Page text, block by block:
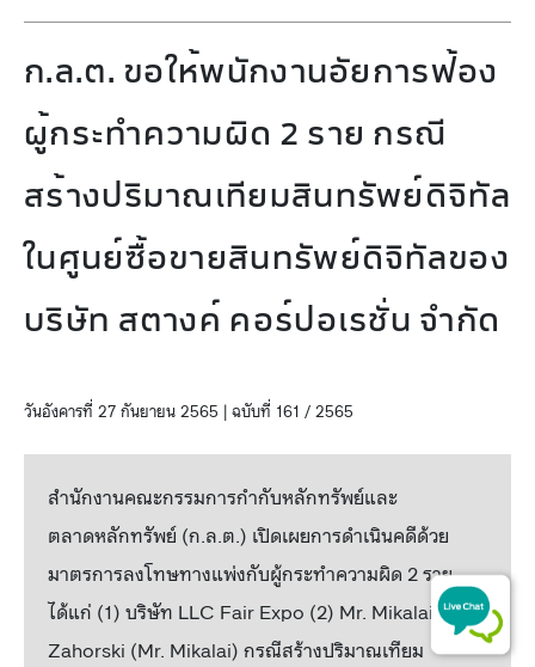
ก.ล.ต. ขอให้พนักงานอัยการฟ้อง
ผู้กระทำความผิด 2 ราย กรณี
สร้างปริมาณเทียมสินทรัพย์ดิจิทัล
ในศูนย์ซื้อขายสินทรัพย์ดิจิทัลของ
บริษัท สตางค์ คอร์ปอเรชั่น จำกัด
วันอังคารที่ 27 กันยายน 2565 | ฉบับที่ 161 / 2565
สำนักงานคณะกรรมการกำกับหลักทรัพย์และ
ตลาดหลักทรัพย์ (ก.ล.ต.) เปิดเผยการดำเนินคดีด้วย
มาตรการลงโทษทางแพ่งกับผู้กระทำความผิด 2 ราย
ได้แก่ (1) บริษัท LLC Fair Expo (2) Mr. Mikalai
Zahorski (Mr. Mikalai) กรณีสร้างปริมาณเทียม